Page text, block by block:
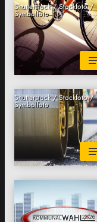
Shutterstock / Stockfoto /
Symbolfoto
Shutterstock / Stockfoto /
Symbolfoto